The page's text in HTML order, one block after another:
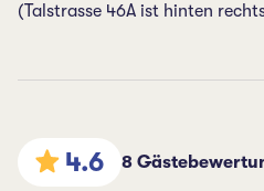
(Talstrasse 46A ist hinten
4.6 8